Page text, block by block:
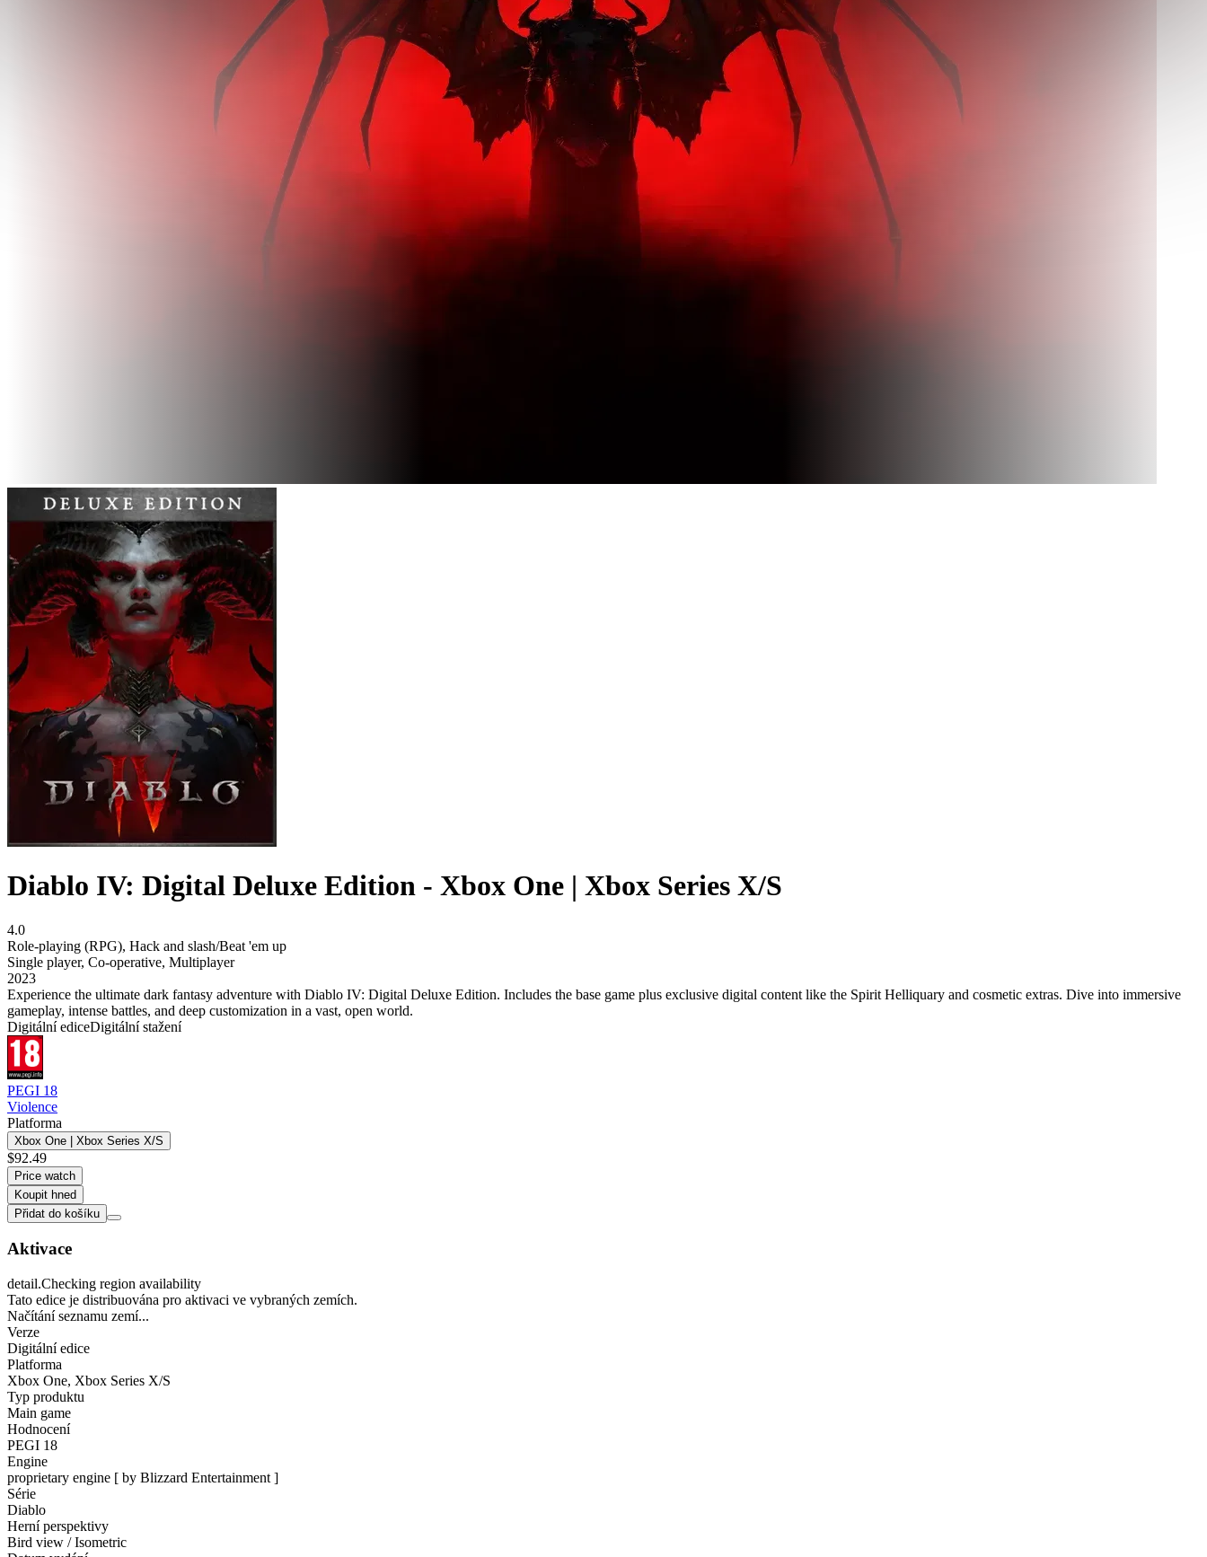
Diablo IV: Digital Deluxe Edition - Xbox One | Xbox Series X/S
4.0
Role-playing (RPG), Hack and slash/Beat 'em up
Single player, Co-operative, Multiplayer
2023
Experience the ultimate dark fantasy adventure with Diablo IV: Digital Deluxe Edition. Includes the base game plus exclusive digital content like the Spirit Helliquary and cosmetic extras. Dive into immersive
gameplay, intense battles, and deep customization in a vast, open world.
Digitální ediceDigitální stažení
PEGI 18
Violence
Platforma
Xbox One | Xbox Series X/S
$92.49
Price watch
Koupit hned
Přidat do košíku
Aktivace
detail.Checking region availability
Tato edice je distribuována pro aktivaci ve vybraných zemích.
Načítání seznamu zemí...
Verze
Digitální edice
Platforma
Xbox One, Xbox Series X/S
Typ produktu
Main game
Hodnocení
PEGI 18
Engine
proprietary engine [ by Blizzard Entertainment ]
Série
Diablo
Herní perspektivy
Bird view / Isometric